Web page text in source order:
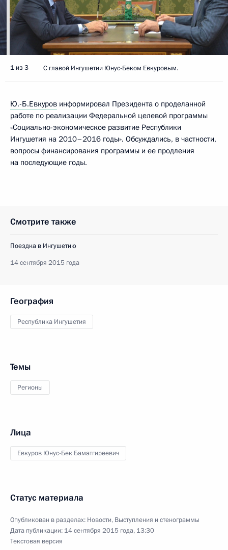
1 из 3 С главой Ингушетии Юнус-Беком Евкуровым.
Ю.-Б.Евкуров информировал Президента о проделанной
работе по реализации Федеральной целевой программы
«Социально-экономическое развитие Республики
Ингушетия на 2010–2016 годы». Обсуждались, в частности,
вопросы финансирования программы и ее продления
на последующие годы.
Смотрите также
Поездка в Ингушетию
14 сентября 2015 года
География
Республика Ингушетия
Темы
Регионы
Лица
Евкуров Юнус-Бек Баматгиреевич
Статус материала
Опубликован в разделах: Новости, Выступления и стенограммы
Дата публикации: 14 сентября 2015 года, 13:30
Текстовая версия